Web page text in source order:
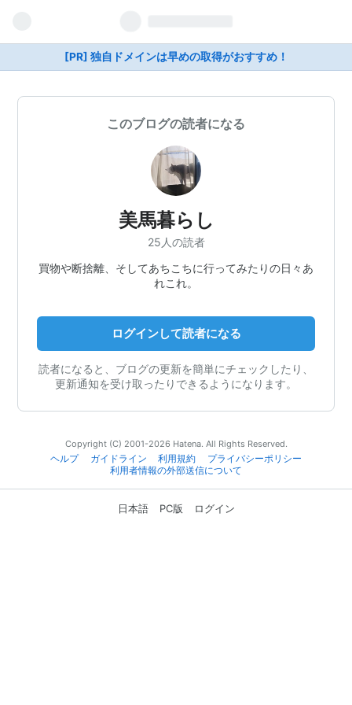
[PR] 独自ドメインは早めの取得がおすすめ！
このブログの読者になる
美馬暮らし
25人の読者
買物や断捨離、そしてあちこちに行ってみたりの日々あ
れこれ。
ログインして読者になる
読者になると、ブログの更新を簡単にチェックしたり、
更新通知を受け取ったりできるようになります。
Copyright (C) 2001-2026 Hatena. All Rights Reserved.
ヘルプ
ガイドライン 利用規約
プライバシーポリシー
利用者情報の外部送信について
日本語 PC版 ログイン